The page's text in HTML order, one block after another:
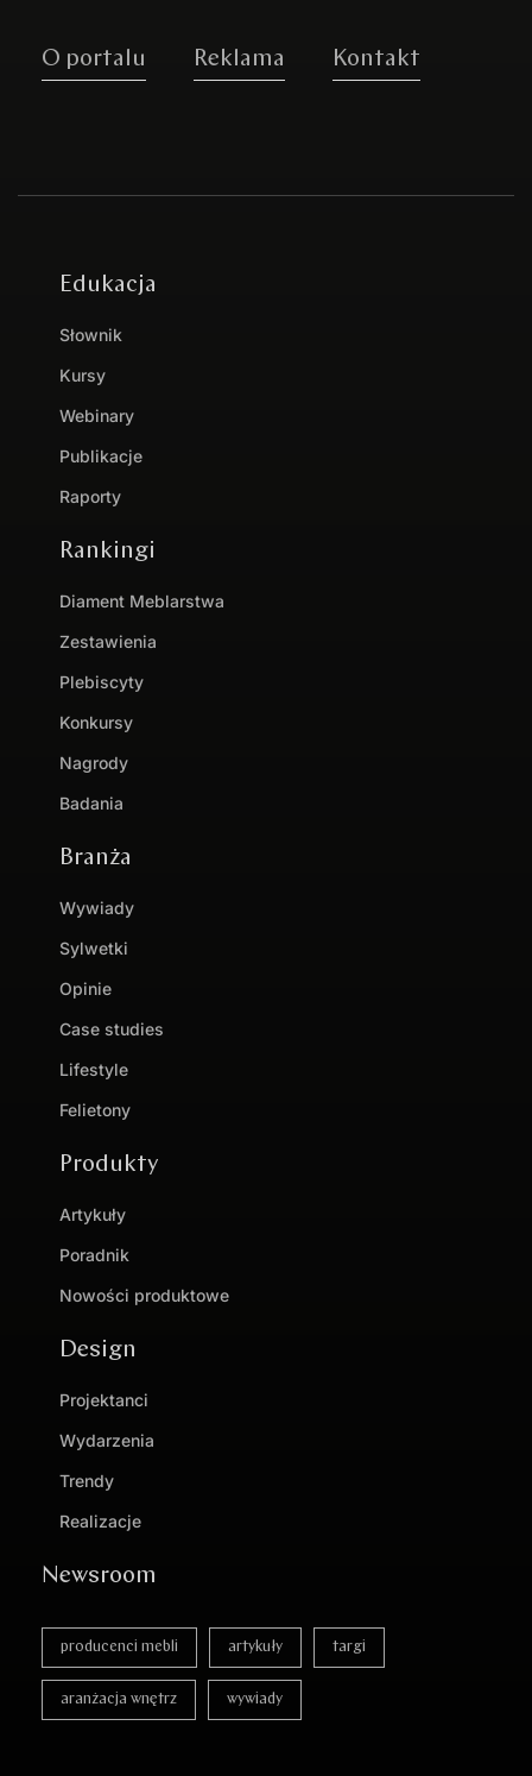
O portalu Reklama Kontakt
Edukacja
Słownik
Kursy
Webinary
Publikacje
Raporty
Rankingi
Diament Meblarstwa
Zestawienia
Plebiscyty
Konkursy
Nagrody
Badania
Branża
Wywiady
Sylwetki
Opinie
Case studies
Lifestyle
Felietony
Produkty
Artykuły
Poradnik
Nowości produktowe
Design
Projektanci
Wydarzenia
Trendy
Realizacje
Newsroom
producenci mebli artykuły targi
aranżacja wnętrz wywiady